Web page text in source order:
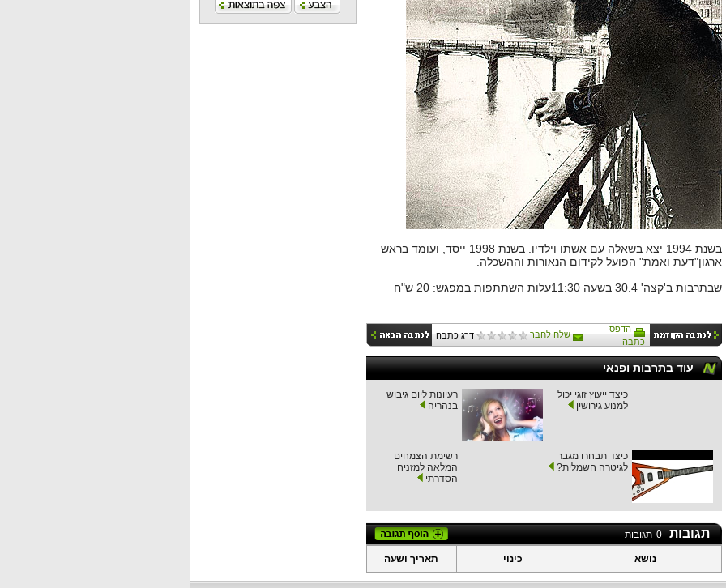
בשנת 1994 יצא בשאלה עם אשתו וילדיו. בשנת 1998 ייסד, ועומד בראש
ארגון"דעת ואמת" הפועל לקידום הנאורות וההשכלה.
שבתרבות ב'קצה' 30.4 בשעה 11:30עלות השתתפות במפגש: 20 ש"ח
הדפס
כתבה
שלח לחבר דרג כתבה
עוד בתרבות ופנאי
כיצד ייעוץ זוגי יכול
למנוע גירושין
רעיונות ליום גיבוש
בנהריה
כיצד תבחרו מגבר
לגיטרה חשמלית?
רשימת הצמחים
המלאה למזניח
הסדרתי
תגובות 0 תגובות
נושא כינוי תאריך ושעה